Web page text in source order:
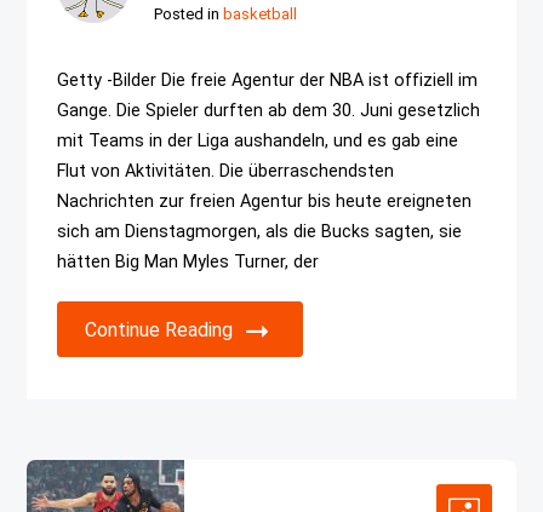
Posted in basketball
Getty -Bilder Die freie Agentur der NBA ist offiziell im
Gange. Die Spieler durften ab dem 30. Juni gesetzlich
mit Teams in der Liga aushandeln, und es gab eine
Flut von Aktivitäten. Die überraschendsten
Nachrichten zur freien Agentur bis heute ereigneten
sich am Dienstagmorgen, als die Bucks sagten, sie
hätten Big Man Myles Turner, der
Continue Reading